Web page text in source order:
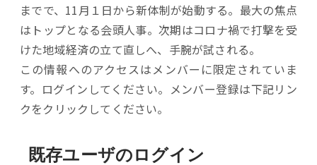
までで、11月１日から新体制が始動する。最大の焦点
はトップとなる会頭人事。次期はコロナ禍で打撃を受
けた地域経済の立て直しへ、手腕が試される。
この情報へのアクセスはメンバーに限定されていま
す。ログインしてください。メンバー登録は下記リン
クをクリックしてください。
既存ユーザのログイン